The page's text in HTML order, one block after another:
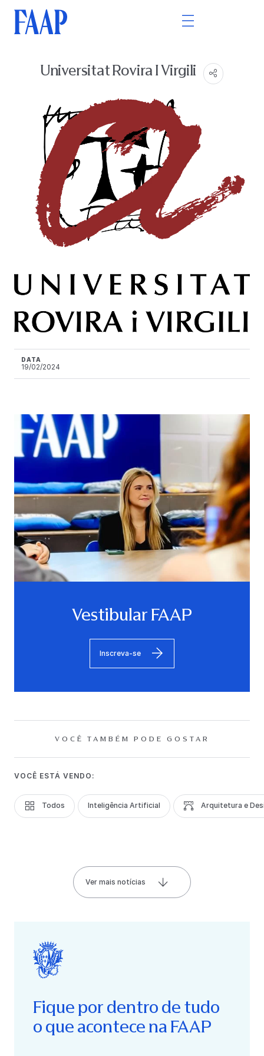
Universitat Rovira I Virgili
DATA
19/02/2024
Vestibular FAAP
Inscreva-se
VOCÊ TAMBÉM PODE GOSTAR
VOCÊ ESTÁ VENDO:
Todos Inteligência Artificial Arquitetura e
Ver mais notícias
Fique por dentro de tudo
o que acontece na FAAP